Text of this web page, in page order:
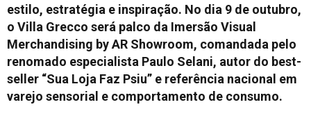
estilo, estratégia e inspiração. No dia 9 de outubro,
o Villa Grecco será palco da Imersão Visual
Merchandising by AR Showroom, comandada pelo
renomado especialista Paulo Selani, autor do best-
seller “Sua Loja Faz Psiu” e referência nacional em
varejo sensorial e comportamento de consumo.